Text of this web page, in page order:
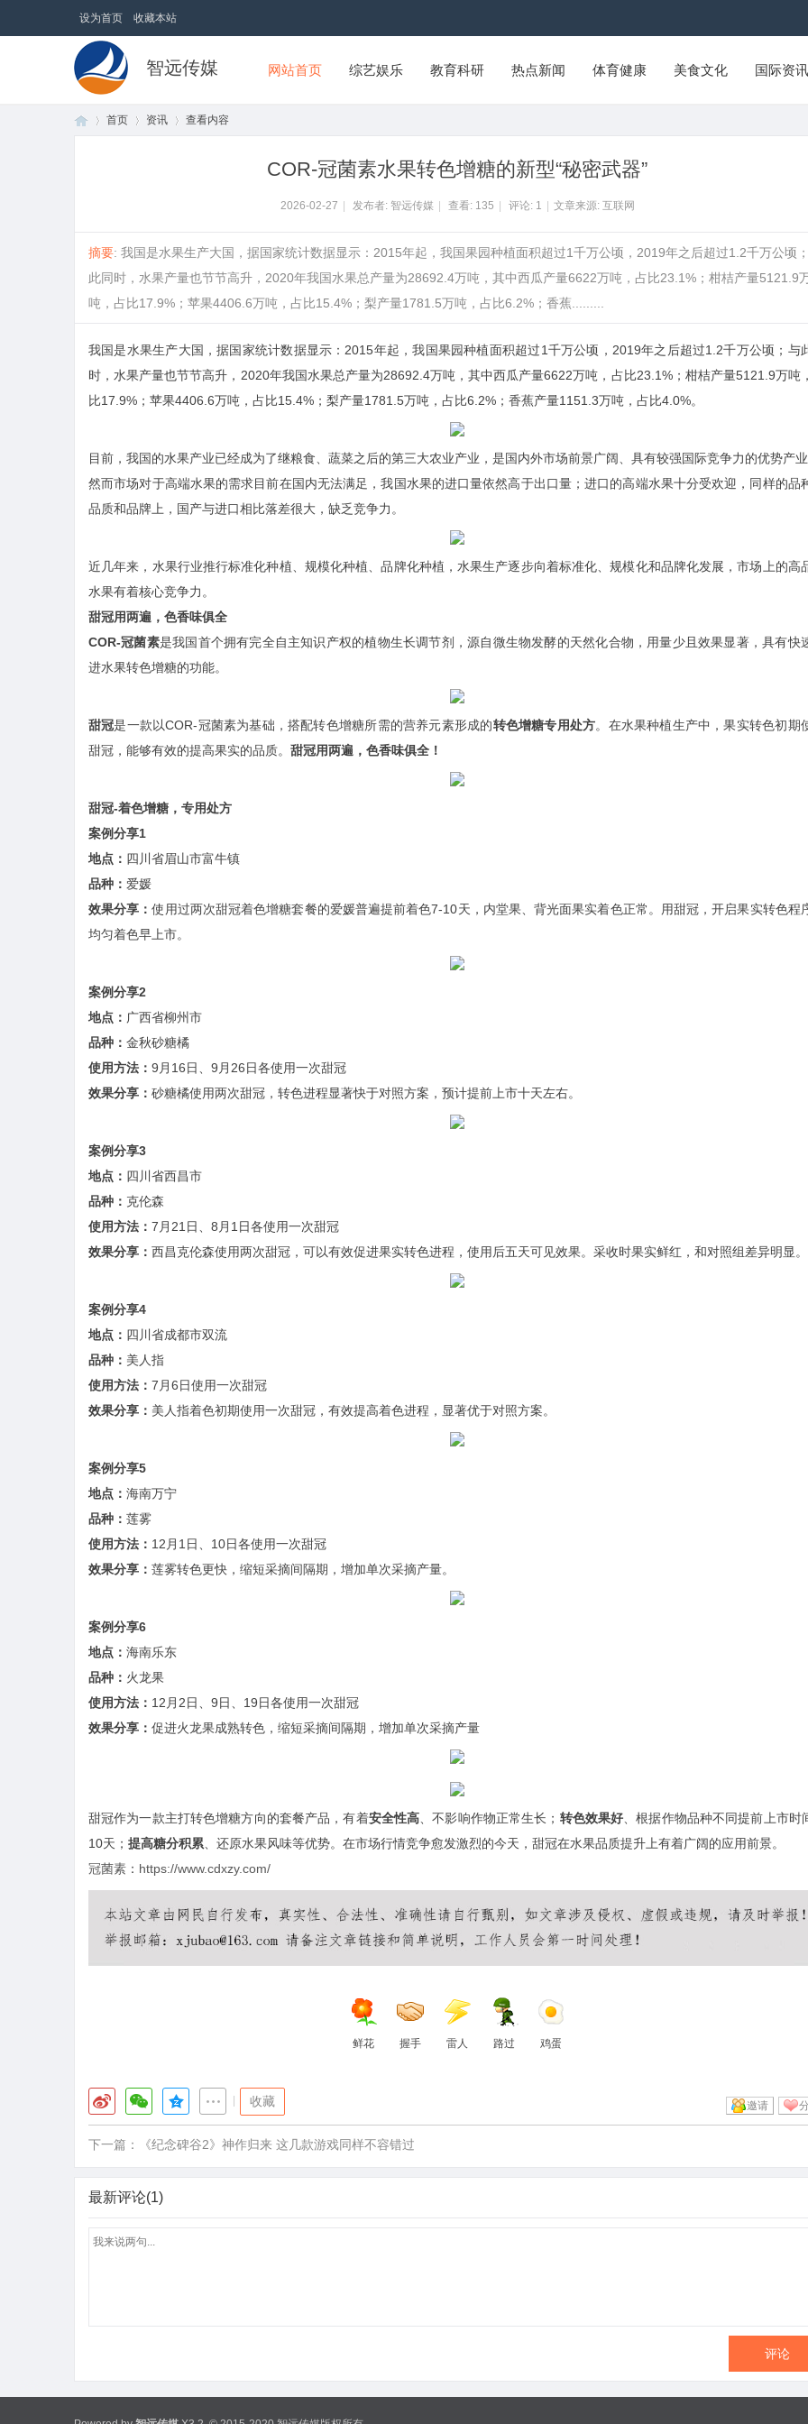
设为首页 收藏本站
智远传媒 网站首页 综艺娱乐 教育科研 热点新闻 体育健康 美食文化 国际资讯
首页 资讯 查看内容
COR-冠菌素水果转色增糖的新型“秘密武器”
2026-02-27 发布者: 智远传媒 查看: 135 评论: 1 文章来源: 互联网
摘要: 我国是水果生产大国，据国家统计数据显示：2015年起，我国果园种植面积超过1千万公顷，2019年之后超过1.2千万公顷
此同时，水果产量也节节高升，2020年我国水果总产量为28692.4万吨，其中西瓜产量6622万吨，占比23.1%；柑桔产量5121.9
吨，占比17.9%；苹果4406.6万吨，占比15.4%；梨产量1781.5万吨，占比6.2%；香蕉.........
我国是水果生产大国，据国家统计数据显示：2015年起，我国果园种植面积超过1千万公顷，2019年之后超过1.2千万公顷；与
时，水果产量也节节高升，2020年我国水果总产量为28692.4万吨，其中西瓜产量6622万吨，占比23.1%；柑桔产量5121.9万吨
比17.9%；苹果4406.6万吨，占比15.4%；梨产量1781.5万吨，占比6.2%；香蕉产量1151.3万吨，占比4.0%。
目前，我国的水果产业已经成为了继粮食、蔬菜之后的第三大农业产业，是国内外市场前景广阔、具有较强国际竞争力的优势产
然而市场对于高端水果的需求目前在国内无法满足，我国水果的进口量依然高于出口量；进口的高端水果十分受欢迎，同样的品
品质和品牌上，国产与进口相比落差很大，缺乏竞争力。
近几年来，水果行业推行标准化种植、规模化种植、品牌化种植，水果生产逐步向着标准化、规模化和品牌化发展，市场上的高
水果有着核心竞争力。
甜冠用两遍，色香味俱全
COR-冠菌素是我国首个拥有完全自主知识产权的植物生长调节剂，源自微生物发酵的天然化合物，用量少且效果显著，具有快
进水果转色增糖的功能。
甜冠是一款以COR-冠菌素为基础，搭配转色增糖所需的营养元素形成的转色增糖专用处方。在水果种植生产中，果实转色初期
甜冠，能够有效的提高果实的品质。 甜冠用两遍，色香味俱全！
甜冠-着色增糖，专用处方
案例分享1
地点： 四川省眉山市富牛镇
品种： 爱媛
效果分享：使用过两次甜冠着色增糖套餐的爱媛普遍提前着色7-10天，内堂果、背光面果实着色正常。用甜冠，开启果实转色程
均匀着色早上市。
案例分享2
地点： 广西省柳州市
品种： 金秋砂糖橘
使用方法： 9月16日、9月26日各使用一次甜冠
效果分享： 砂糖橘使用两次甜冠，转色进程显著快于对照方案，预计提前上市十天左右。
案例分享3
地点： 四川省西昌市
品种： 克伦森
使用方法： 7月21日、8月1日各使用一次甜冠
效果分享： 西昌克伦森使用两次甜冠，可以有效促进果实转色进程，使用后五天可见效果。采收时果实鲜红，和对照组差异明显。
案例分享4
地点： 四川省成都市双流
品种： 美人指
使用方法： 7月6日使用一次甜冠
效果分享： 美人指着色初期使用一次甜冠，有效提高着色进程，显著优于对照方案。
案例分享5
地点： 海南万宁
品种： 莲雾
使用方法： 12月1日、10日各使用一次甜冠
效果分享： 莲雾转色更快，缩短采摘间隔期，增加单次采摘产量。
案例分享6
地点： 海南乐东
品种： 火龙果
使用方法： 12月2日、9日、19日各使用一次甜冠
效果分享： 促进火龙果成熟转色，缩短采摘间隔期，增加单次采摘产量
甜冠作为一款主打转色增糖方向的套餐产品，有着安全性高 、不影响作物正常生长； 转色效果好 、根据作物品种不同提前上市时
10天； 提高糖分积累 、还原水果风味等优势。在市场行情竞争愈发激烈的今天，甜冠在水果品质提升上有着广阔的应用前景。
冠菌素 ： https://www.cdxzy.com/
鲜花 握手 雷人 路过 鸡蛋
收藏 邀请
下一篇： 《纪念碑谷2》神作归来 这几款游戏同样不容错过
最新评论(1)
评论